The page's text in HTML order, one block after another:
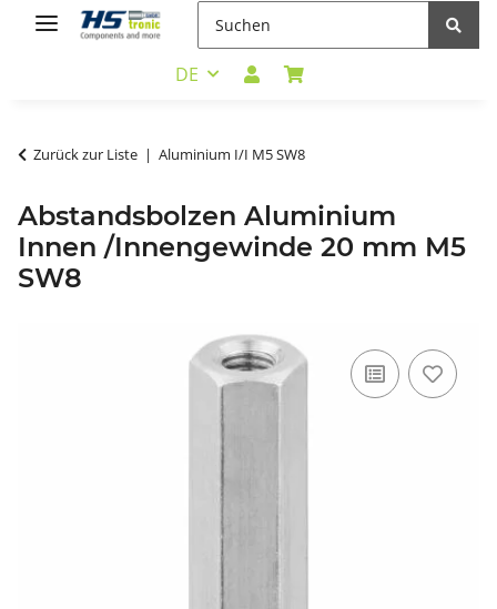
DE
Zurück zur Liste Aluminium I/I M5 SW8
Abstandsbolzen Aluminium
Innen /Innengewinde 20 mm M5
SW8